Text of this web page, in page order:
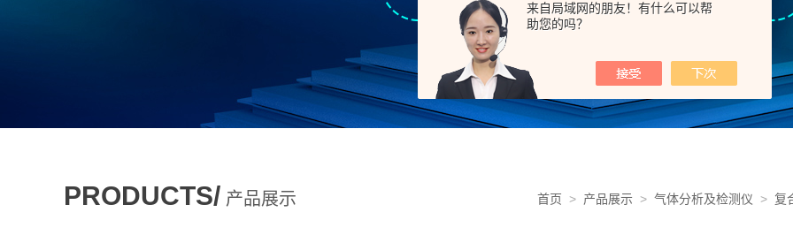
来自局域网的朋友！有什么可以帮
助您的吗？
PRODUCTS/ 产品展示 首页 > 产品展示 > 气体分析及检测仪 > 复